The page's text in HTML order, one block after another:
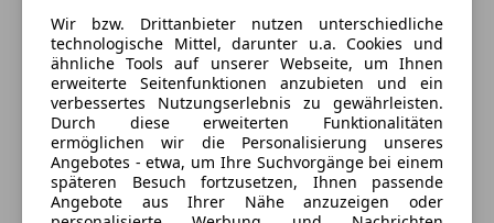
LED-Scheinwerfer
Notbremsassistent
Reifendruckkontrollsystem
Seitenairbag
Servolenkung
Spurhalteassistent
Tagfahrlicht
Verkehrszeichenerkennung
Serienasusstattungen) handelt es sich um
Hersteller/Importeursangaben bzw. Angaben von
Eurotax!
Irrtümer vorbehalten. Alle Angaben ohne Gewähr!
Gerne nehmen wir Ihr Fahrzeug in Zahlung.
LINHER KOCH
Sternebewertung 5 von 5
5 Sterne
(85% Weiterempfehlungen)
Anbieter auf AutoScout24 seit 2007
Reichsstraße 62
6800 Feldkirch, AT
Wir bzw. Drittanbieter nutzen unterschiedliche
technologische Mittel, darunter u.a. Cookies und
ähnliche Tools auf unserer Webseite, um Ihnen
erweiterte Seitenfunktionen anzubieten und ein
verbessertes Nutzungserlebnis zu gewährleisten.
Durch diese erweiterten Funktionalitäten
ermöglichen wir die Personalisierung unseres
Angebotes - etwa, um Ihre Suchvorgänge bei einem
späteren Besuch fortzusetzen, Ihnen passende
Angebote aus Ihrer Nähe anzuzeigen oder